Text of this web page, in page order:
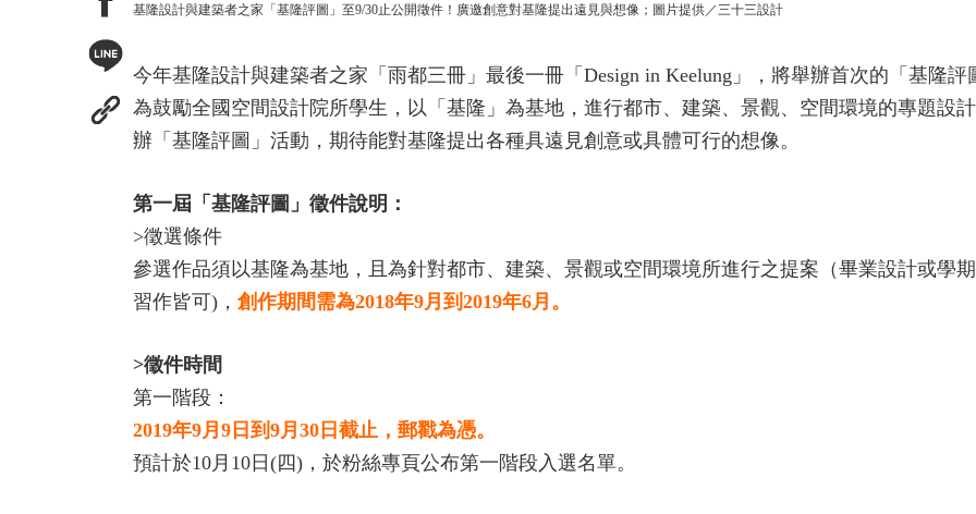
基隆設計與建築者之家「基隆評圖」至9/30止公開徵件！廣邀創意對基隆提出遠見與想像；圖片提供／三十三設計
今年基隆設計與建築者之家「雨都三冊」最後一冊「Design in Keelung」，將舉辦首次的「基隆評
為鼓勵全國空間設計院所學生，以「基隆」為基地，進行都市、建築、景觀、空間環境的專題設
辦「基隆評圖」活動，期待能對基隆提出各種具遠見創意或具體可行的想像。
第一屆「基隆評圖」徵件說明：
>徵選條件
參選作品須以基隆為基地，且為針對都市、建築、景觀或空間環境所進行之提案（畢業設計或學
習作皆可)， 創作期間需為2018年9月到2019年6月。
>徵件時間
第一階段：
2019年9月9日到9月30日截止，郵戳為憑。
預計於10月10日(四)，於粉絲專頁公布第一階段入選名單。